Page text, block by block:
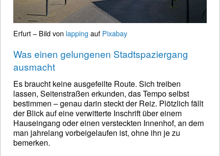
Erfurt – Bild von lapping auf Pixabay
Was einen gelungenen Stadtspaziergang
ausmacht
Es braucht keine ausgefeilte Route. Sich treiben
lassen, Seitenstraßen erkunden, das Tempo selbst
bestimmen – genau darin steckt der Reiz. Plötzlich fällt
der Blick auf eine verwitterte Inschrift über einem
Hauseingang oder einen versteckten Innenhof, an dem
man jahrelang vorbeigelaufen ist, ohne ihn je zu
bemerken.